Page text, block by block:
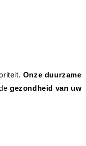
Onze duurzame
gezondheid van uw